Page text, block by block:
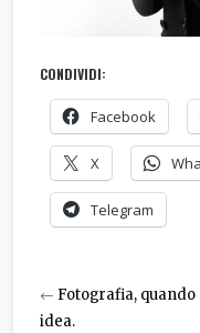
CONDIVIDI:
Facebook
X
Telegram
← Fotografia,
idea.